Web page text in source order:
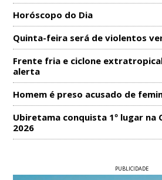
Horóscopo do Dia
Quinta-feira será de violentos
Frente fria e ciclone extratropical
alerta
Homem é preso acusado de
Ubiretama conquista 1º lugar na
2026
PUBLICIDADE